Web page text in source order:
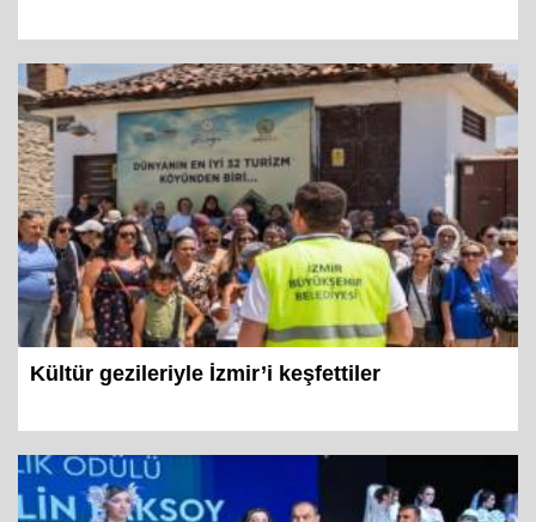
Kültür gezileriyle İzmir’i keşfettiler